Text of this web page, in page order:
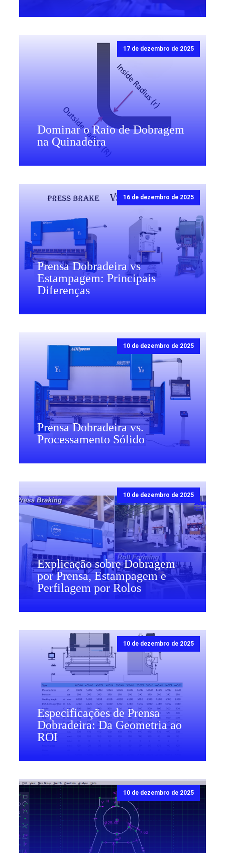
17 de dezembro de 2025
Dominar o Raio de Dobragem
na Quinadeira
16 de dezembro de 2025
Prensa Dobradeira vs
Estampagem: Principais
Diferenças
10 de dezembro de 2025
Prensa Dobradeira vs.
Processamento Sólido
10 de dezembro de 2025
Explicação sobre Dobragem
por Prensa, Estampagem e
Perfilagem por Rolos
10 de dezembro de 2025
Especificações de Prensa
Dobradeira: Da Geometria ao
ROI
10 de dezembro de 2025